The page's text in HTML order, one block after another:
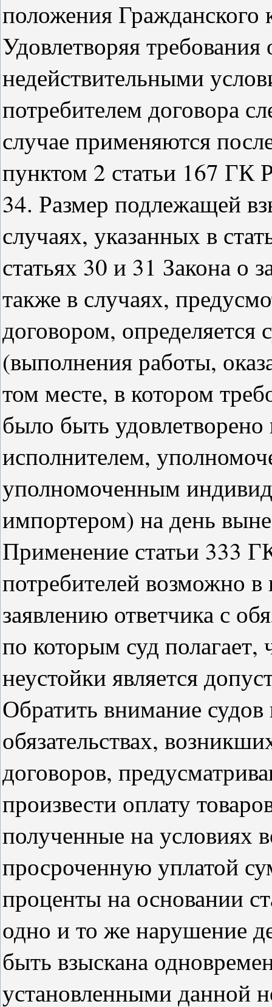
положения Гражданского
Удовлетворяя
недействительными
потребителем договора
случае применяются
пунктом 2 статьи 167 ГК
34. Размер подлежащей
случаях, указанных в
статьях 30 и 31 Закона о
также в случаях,
договором, определяется
(выполнения работы,
том месте, в котором
было быть
исполнителем,
уполномоченным
импортером) на день
Применение статьи 333
потребителей возможно
заявлению ответчика с
по которым суд
неустойки является
Обратить внимание
обязательствах,
договоров,
произвести оплату
полученные на условиях
просроченную уплатой
проценты на основании
одно и то же нарушение
быть взыскана
установленными данной